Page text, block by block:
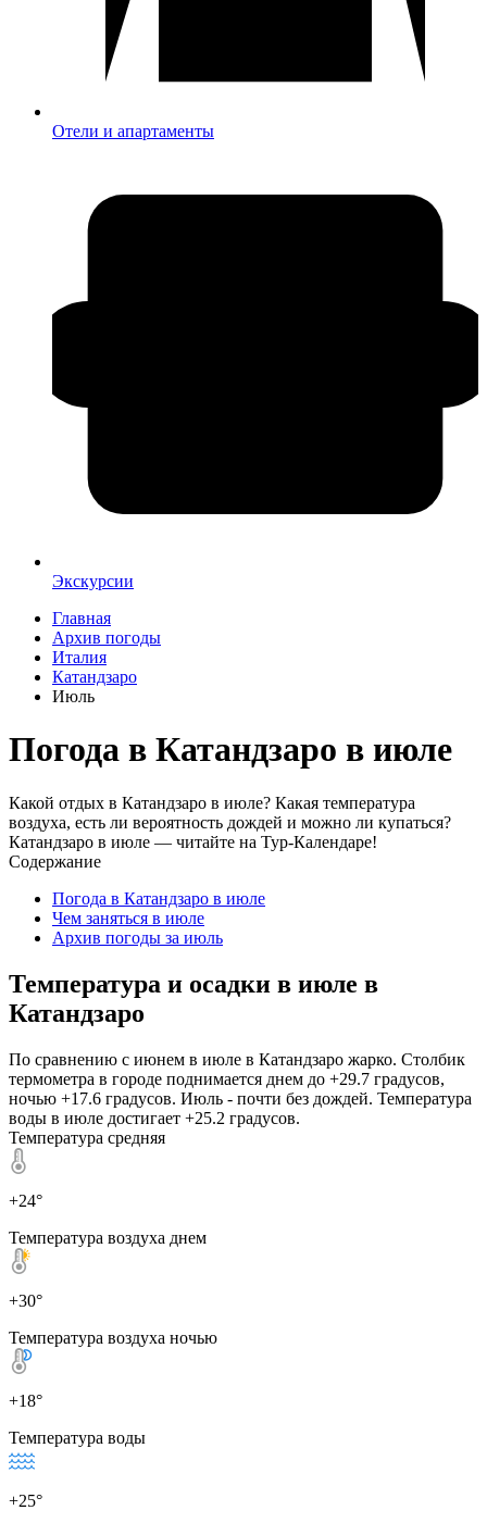
Отели и апартаменты
Экскурсии
Главная
Архив погоды
Италия
Катандзаро
Июль
Погода в Катандзаро в июле
Какой отдых в Катандзаро в июле? Какая температура
воздуха, есть ли вероятность дождей и можно ли купаться?
Катандзаро в июле — читайте на Тур-Календаре!
Содержание
Погода в Катандзаро в июле
Чем заняться в июле
Архив погоды за июль
Температура и осадки в июле в
Катандзаро
По сравнению с июнем в июле в Катандзаро жарко. Столбик
термометра в городе поднимается днем до +29.7 градусов,
ночью +17.6 градусов. Июль - почти без дождей. Температура
воды в июле достигает +25.2 градусов.
Температура средняя
+24°
Температура воздуха днем
+30°
Температура воздуха ночью
+18°
Температура воды
+25°